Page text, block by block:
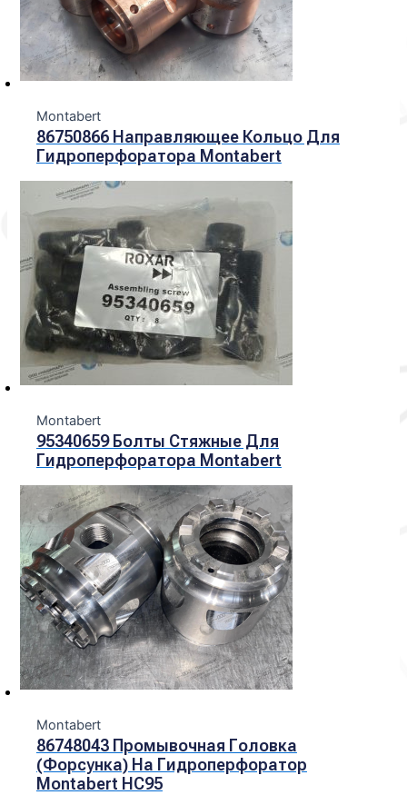
Montabert
86750866 Направляющее Кольцо Для
Гидроперфоратора Montabert
Montabert
95340659 Болты Стяжные Для
Гидроперфоратора Montabert
Montabert
86748043 Промывочная Головка
(форсунка) На Гидроперфоратор
Montabert HC95